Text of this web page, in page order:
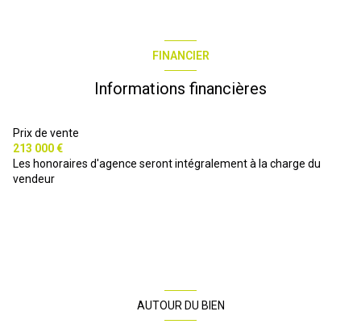
FINANCIER
Informations financières
Prix de vente
213 000 €
Les honoraires d'agence seront intégralement à la charge du
vendeur
AUTOUR DU BIEN